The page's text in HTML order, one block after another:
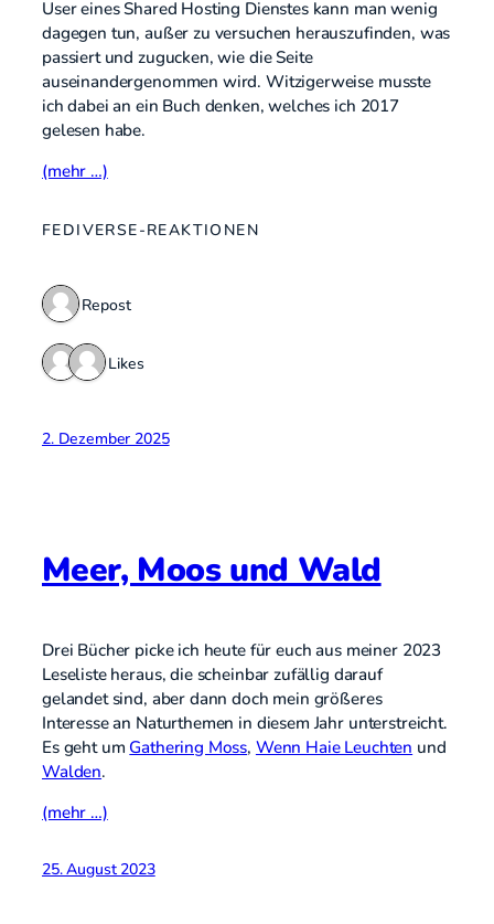
User eines Shared Hosting Dienstes kann man wenig
dagegen tun, außer zu versuchen herauszufinden, was
passiert und zugucken, wie die Seite
auseinandergenommen wird. Witzigerweise musste
ich dabei an ein Buch denken, welches ich 2017
gelesen habe.
(mehr …)
FEDIVERSE-REAKTIONEN
1 Repost
2 Likes
2. Dezember 2025
Meer, Moos und Wald
Drei Bücher picke ich heute für euch aus meiner 2023
Leseliste heraus, die scheinbar zufällig darauf
gelandet sind, aber dann doch mein größeres
Interesse an Naturthemen in diesem Jahr unterstreicht.
Es geht um Gathering Moss, Wenn Haie Leuchten und
Walden.
(mehr …)
25. August 2023